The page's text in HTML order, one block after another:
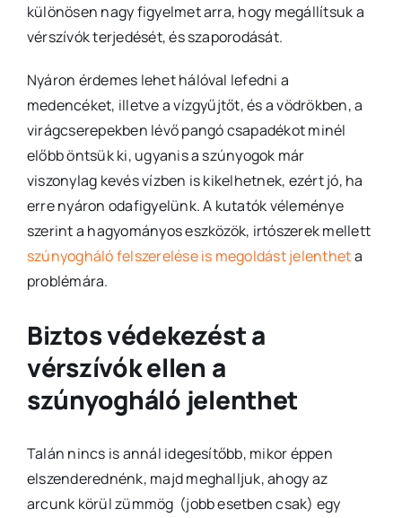
különösen nagy figyelmet arra, hogy megállítsuk a
vérszívók terjedését, és szaporodását.
Nyáron érdemes lehet hálóval lefedni a
medencéket, illetve a vízgyűjtőt, és a vödrökben, a
virágcserepekben lévő pangó csapadékot minél
előbb öntsük ki, ugyanis a szúnyogok már
viszonylag kevés vízben is kikelhetnek, ezért jó, ha
erre nyáron odafigyelünk. A kutatók véleménye
szerint a hagyományos eszközök, irtószerek mellett
szúnyogháló felszerelése is megoldást jelentheta
problémára.
Biztos védekezést a
vérszívók ellen a
szúnyogháló jelenthet
Talán nincs is annál idegesítőbb, mikor éppen
elszenderednénk, majd meghalljuk, ahogy az
arcunk körül zümmög (jobb esetben csak) egy